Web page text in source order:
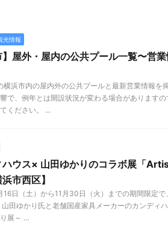
光情報
】屋外・屋内の公共プール一覧〜営
横浜市内の屋内外の公共プールと最新営業情報を
で、例年とは開設状況が変わる場合があります
ください。 ...
ハウス× 山田ゆかりのコラボ展「
市西区】
16日（土）から11月30日（火）までの期間限定
山田ゆかり氏と老舗国産家具メーカーのカンディ
展～ ...